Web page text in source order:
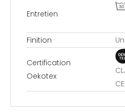
Entretien
Finition
Uni
Certification
Oekotex